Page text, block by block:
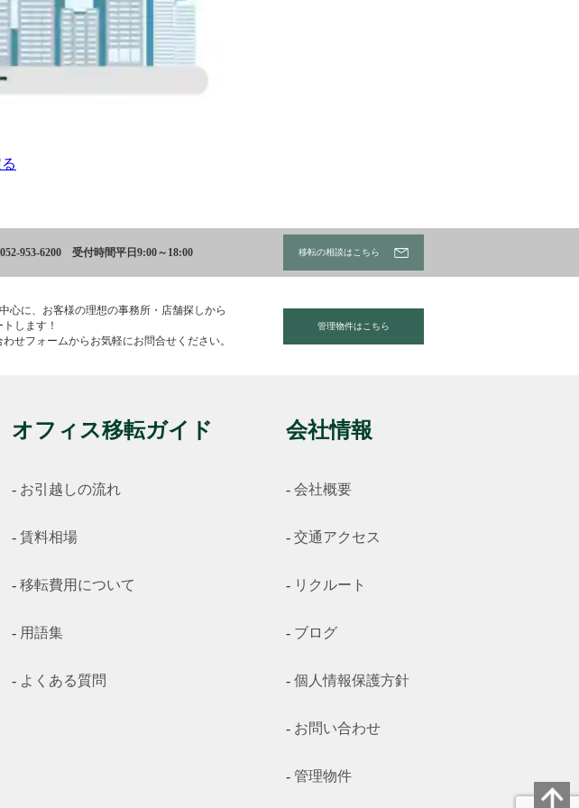
052-953-6200 受付時間平日9:00～18:00 移転の相談はこちら
心に、お客様の理想の事務所・店舗探しから
します！
せフォームからお気軽にお問合せください。
管理物件はこちら
オフィス移転ガイド
お引越しの流れ
賃料相場
移転費用について
用語集
よくある質問
会社情報
会社概要
交通アクセス
リクルート
ブログ
個人情報保護方針
お問い合わせ
管理物件